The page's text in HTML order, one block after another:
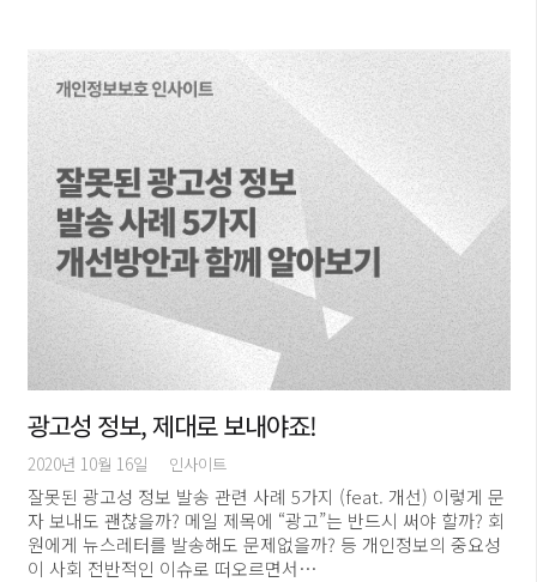
광고성 정보, 제대로 보내야죠!
2020년 10월 16일 인사이트
잘못된 광고성 정보 발송 관련 사례 5가지 (feat. 개선) 이렇게 문
자 보내도 괜찮을까? 메일 제목에 “광고”는 반드시 써야 할까? 회
원에게 뉴스레터를 발송해도 문제없을까? 등 개인정보의 중요성
이 사회 전반적인 이슈로 떠오르면서…